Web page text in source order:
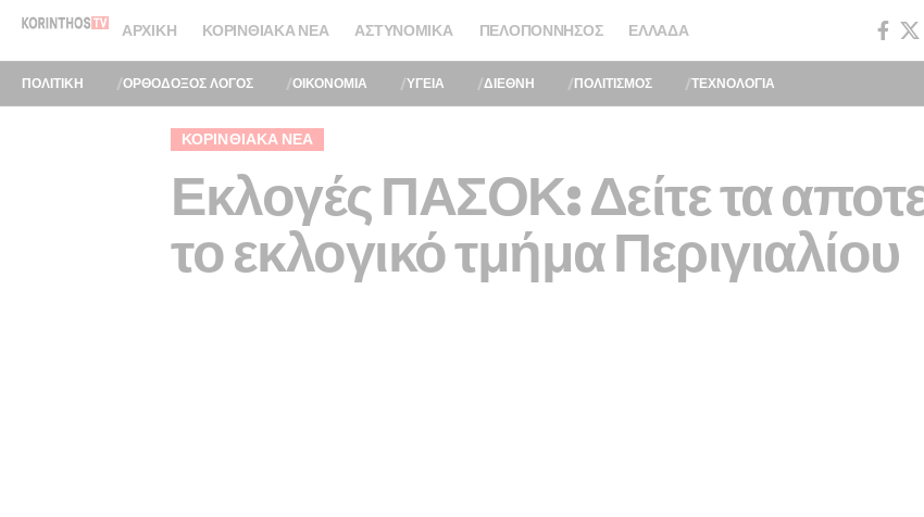
ΑΡΧΙΚΉ ΚΟΡΙΝΘΙΑΚΆ ΝΈΑ ΑΣΤΥΝΟΜΙΚΆ ΠΕΛΟΠΌΝΝΗΣΟΣ ΕΛΛΆΔΑ
ΠΟΛΙΤΙΚΗ ΟΡΘΟΔΟΞΟΣ ΛΟΓΟΣ ΟΙΚΟΝΟΜΙΑ ΥΓΕΙΑ ΔΙΕΘΝΗ ΠΟΛΙΤΙΣΜΟΣ ΤΕΧΝΟΛΟΓΙΑ
ΚΟΡΙΝΘΙΑΚΆ ΝΈΑ
Εκλογές ΠΑΣΟΚ: Δείτε τα
το εκλογικό τμήμα Περιγιαλίου